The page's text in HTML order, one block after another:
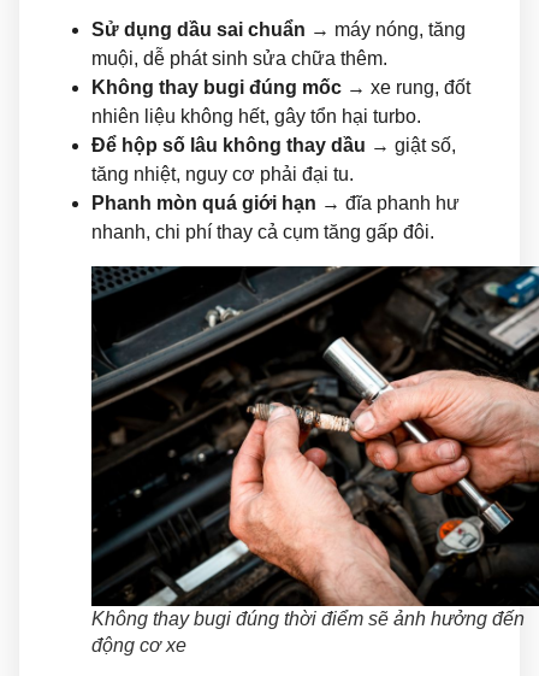
Sử dụng dầu sai chuẩn → máy nóng, tăng
muội, dễ phát sinh sửa chữa thêm.
Không thay bugi đúng mốc → xe rung, đốt
nhiên liệu không hết, gây tổn hại turbo.
Để hộp số lâu không thay dầu → giật số,
tăng nhiệt, nguy cơ phải đại tu.
Phanh mòn quá giới hạn → đĩa phanh hư
nhanh, chi phí thay cả cụm tăng gấp đôi.
Không thay bugi đúng thời điểm sẽ ảnh hưởng đến
động cơ xe